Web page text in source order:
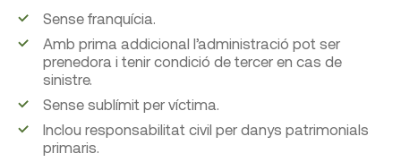
Sense franquícia.
Amb prima addicional l’administració pot ser
prenedora i tenir condició de tercer en cas de
sinistre.
Sense sublímit per víctima.
Inclou responsabilitat civil per danys patrimonials
primaris.